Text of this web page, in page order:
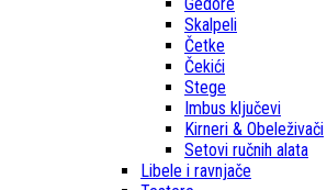
Skalpeli
Četke
Čekići
Stege
Imbus ključevi
Kirneri & Obeleživači
Setovi ručnih alata
Libele i ravnjače